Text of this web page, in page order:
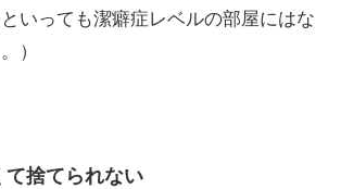
いっても潔癖症レベルの部屋にはな
）
て捨てられない